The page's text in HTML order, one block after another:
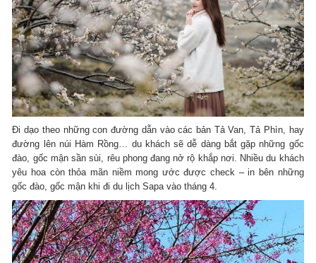
Đi dạo theo những con đường dẫn vào các bản Tả Van, Tả Phìn, hay
đường lên núi Hàm Rồng… du khách sẽ dễ dàng bắt gặp những gốc
đào, gốc mận sần sùi, rêu phong đang nở rộ khắp nơi. Nhiều du khách
yêu hoa còn thỏa mãn niềm mong ước được check – in bên những
gốc đào, gốc mận khi đi du lịch Sapa vào tháng 4.